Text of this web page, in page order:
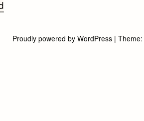
Proudly powered by WordPress | Theme: